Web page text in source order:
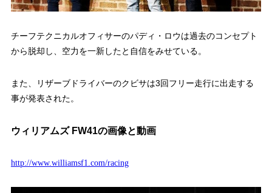
チーフテクニカルオフィサーのパディ・ロウは過去のコンセプト
から脱却し、空力を一新したと自信をみせている。
また、リザーブドライバーのクビサは3回フリー走行に出走する
事が発表された。
ウィリアムズ FW41の画像と動画
http://www.williamsf1.com/racing